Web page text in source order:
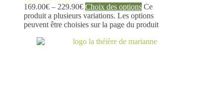
169.00€ – 229.90€ Choix des options Ce
produit a plusieurs variations. Les options
peuvent être choisies sur la page du produit